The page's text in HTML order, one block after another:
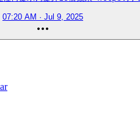
07:20 AM · Jul 9, 2025